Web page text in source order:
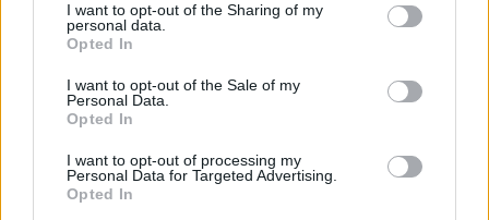
I want to opt-out of the Sharing of my
personal data.
Opted In
I want to opt-out of the Sale of my
Personal Data.
Opted In
I want to opt-out of processing my
Personal Data for Targeted Advertising.
Opted In
Weronika Tomaszewska-Michalak